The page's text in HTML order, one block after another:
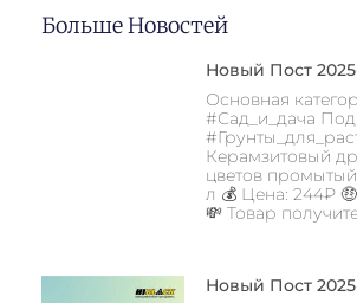
Больше Новостей
Новый Пост
Основная
#Сад_и_дача
Керамзитовый
цветов
л 💰 Цена: 244₽
💸 Товар
Новый Пост